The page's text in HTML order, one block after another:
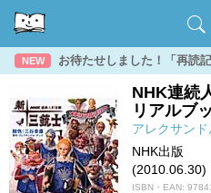
NEW お待たせしました！「再読
NHK連続
リアルブ
アレクサン
NHK出版
(2010.06.30)
ISBN・EAN: